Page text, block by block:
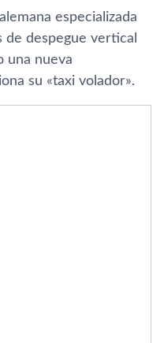
especializada
despegue vertical
una nueva
su «taxi volador».